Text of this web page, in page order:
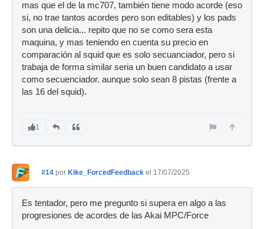
mas que el de la mc707, también tiene modo acorde (eso
si, no trae tantos acordes pero son editables) y los pads
son una delicia... repito que no se como sera esta
maquina, y mas teniendo en cuenta su precio en
comparación al squid que es solo secuanciador, pero si
trabaja de forma similar seria un buen candidato a usar
como secuenciador. aunque solo sean 8 pistas (frente a
las 16 del squid).
1
#14 por Kike_ForcedFeedback el 17/07/2025
Es tentador, pero me pregunto si supera en algo a las
progresiones de acordes de las Akai MPC/Force